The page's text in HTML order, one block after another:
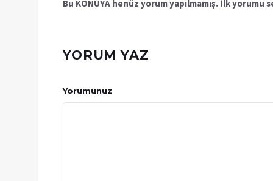
Bu KONUYA henüz yorum yapılmamış. İlk yorumu
YORUM YAZ
Yorumunuz